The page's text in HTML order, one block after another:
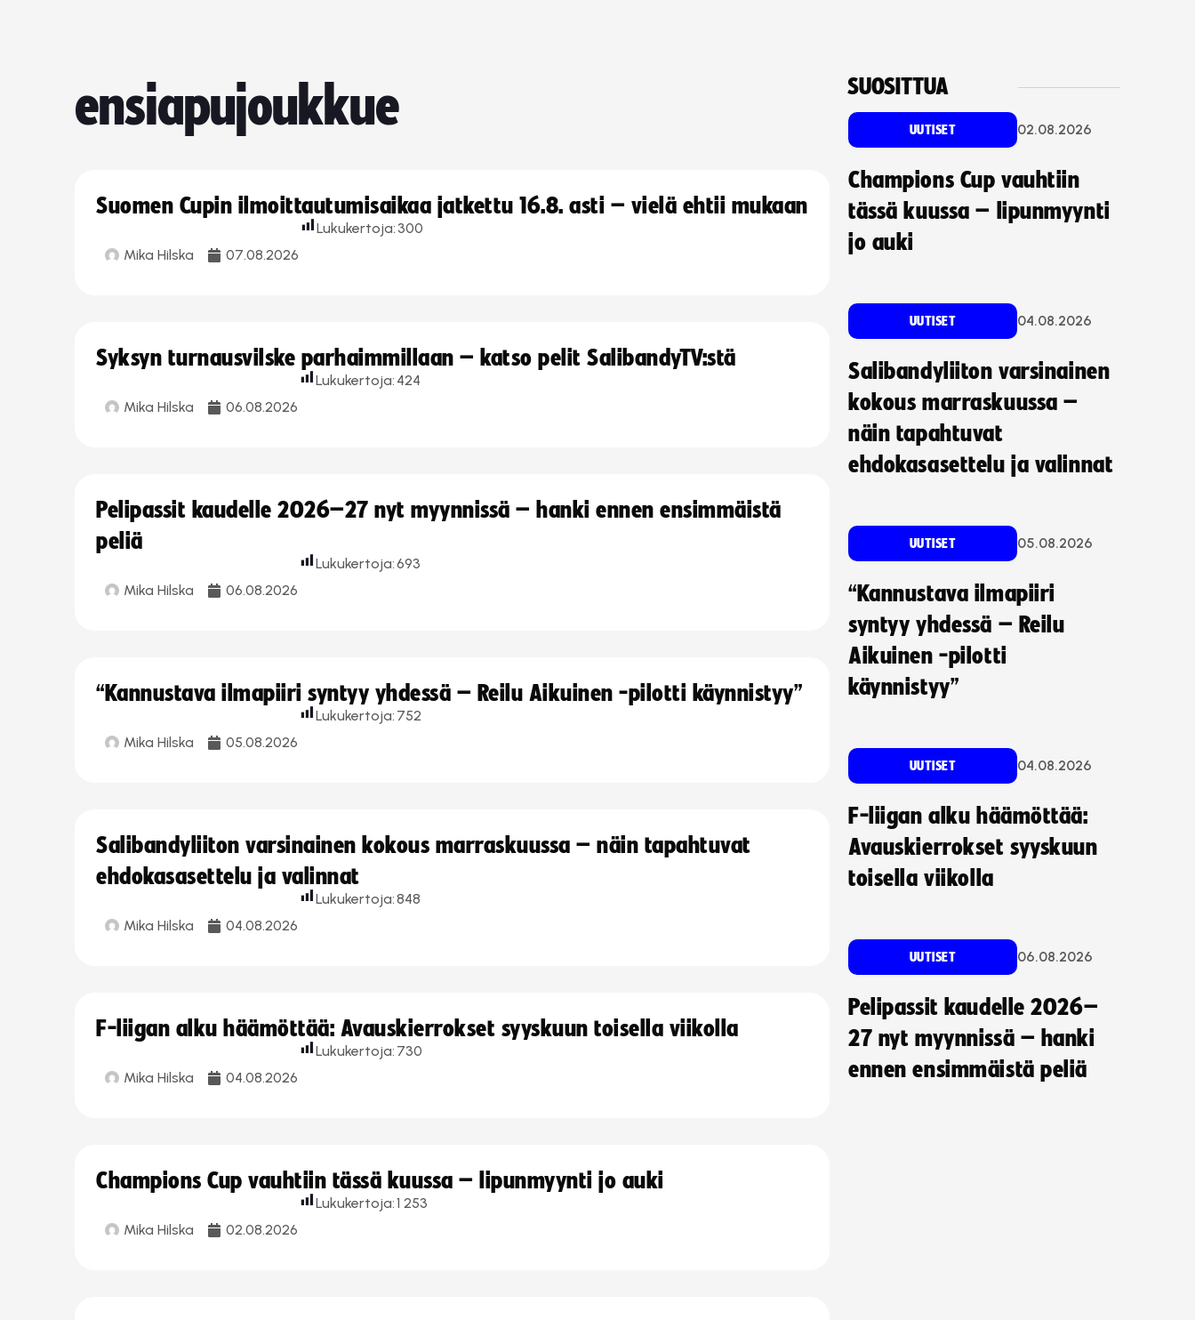
ensiapujoukkue
Suomen Cupin ilmoittautumisaikaa jatkettu 16.8. asti – vielä ehtii mukaan
Mika Hilska 07.08.2026
Lukukertoja: 300
Syksyn turnausvilske parhaimmillaan – katso pelit SalibandyTV:stä
Mika Hilska 06.08.2026
Lukukertoja: 424
Pelipassit kaudelle 2026–27 nyt myynnissä – hanki ennen ensimmäistä
peliä
Mika Hilska 06.08.2026
Lukukertoja:693
“Kannustava ilmapiiri syntyy yhdessä – Reilu Aikuinen -pilotti käynnistyy”
Mika Hilska 05.08.2026
Lukukertoja: 752
Salibandyliiton varsinainen kokous marraskuussa – näin tapahtuvat
ehdokasasettelu ja valinnat
Mika Hilska 04.08.2026
Lukukertoja:848
F-liigan alku häämöttää: Avauskierrokset syyskuun toisella viikolla
Mika Hilska 04.08.2026
Lukukertoja: 730
Champions Cup vauhtiin tässä kuussa – lipunmyynti jo auki
Mika Hilska 02.08.2026
Lukukertoja:1 253
SUOSITTUA
UUTISET 02.08.2026
Champions Cup vauhtiin
tässä kuussa – lipunmyynti
jo auki
UUTISET 04.08.2026
Salibandyliiton varsinainen
kokous marraskuussa –
näin tapahtuvat
ehdokasasettelu ja valinnat
UUTISET 05.08.2026
“Kannustava ilmapiiri
syntyy yhdessä – Reilu
Aikuinen -pilotti
käynnistyy”
UUTISET 04.08.2026
F-liigan alku häämöttää:
Avauskierrokset syyskuun
toisella viikolla
UUTISET 06.08.2026
Pelipassit kaudelle 2026–
27 nyt myynnissä – hanki
ennen ensimmäistä peliä